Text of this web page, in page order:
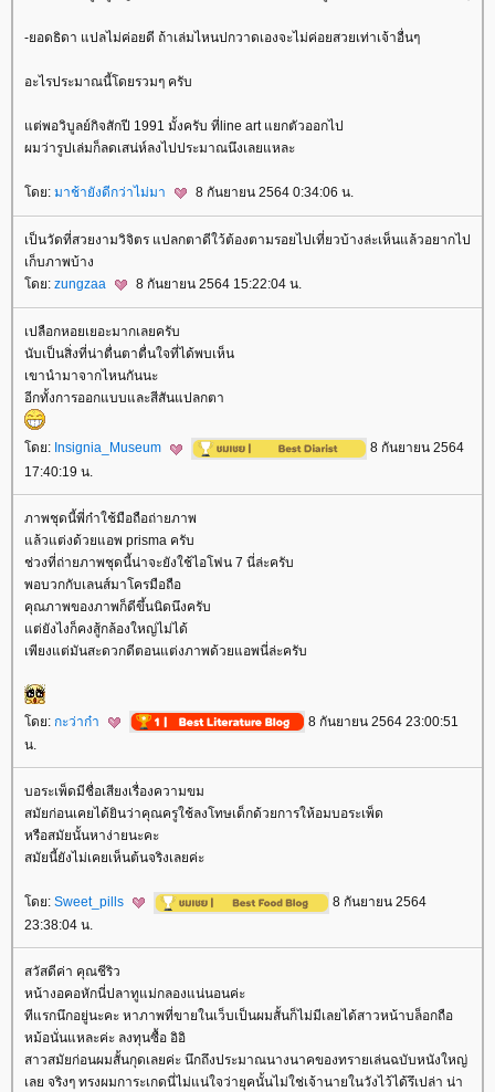
-ยอดธิดา แปลไม่ค่อยดี ถ้าเล่มไหนปกวาดเองจะไม่ค่อยสวยเท่าเจ้าอื่นๆ
อะไรประมาณนี้โดยรวมๆ ครับ
ต่พอวิบูลย์กิจสักปี 1991 มั้งครับ ที่line art แยกตัวออกไป
ผมว่ารูปเล่มก็ลดเสน่ห์ลงไปประมาณนึงเลยแหละ
ดย: มาช้ายังดีกว่าไม่มา 8 กันยายน 2564 0:34:06 น.
เป็นวัดที่สวยงามวิจิตร แปลกตาดีใว้ต้องตามรอยไปเที่ยวบ้างล่ะเห็นแล้วอยากไป
เก็บภาพบ้าง
ดย: zungzaa 8 กันยายน 2564 15:22:04 น.
เปลือกหอยเยอะมากเลยครับ
นับเป็นสิ่งที่น่าตื่นตาตื่นใจที่ได้พบเห็น
เขานำมาจากไหนกันนะ
อีกทั้งการออกแบบและสีสันแปลกตา
ดย: Insignia_Museum
8 กันยายน 2564
17:40:19 น.
ภาพชุดนี้พี่ก๋าใช้มือถือถ่ายภาพ
ล้วแต่งด้วยแอพ prisma ครับ
ช่วงที่ถ่ายภาพชุดนี้น่าจะยังใช้ไอโฟน 7 นี่ล่ะครับ
พอบวกกับเลนส์มาโครมือถือ
คุณภาพของภาพก็ดีขึ้นนิดนึงครับ
ต่ยังไงก็คงสู้กล้องใหญ่ไม่ได้
เพียงแต่มันสะดวกดีตอนแต่งภาพด้วยแอพนี่ล่ะครับ
ดย: กะว่าก๋า
8 กันยายน 2564 23:00:51
น.
บอระเพ็ดมีชื่อเสียงเรื่องความขม
สมัยก่อนเคยได้ยินว่าคุณครูใช้ลงโทษเด็กด้วยการให้อมบอระเพ็ด
หรือสมัยนั้นหาง่ายนะคะ
สมัยนี้ยังไม่เคยเห็นต้นจริงเลยค่ะ
ดย: Sweet_pills
8 กันยายน 2564
23:38:04 น.
สวัสดีค่า คุณชีริว
หน้างอคอหักนี่ปลาทูแม่กลองแน่นอนค่ะ
ทีแรกนึกอยู่นะคะ หาภาพที่ขายในเว็บเป็นผมสั้นก็ไม่มีเลยได้สาวหน้าบล็อกถือ
หม้อนั่นแหละค่ะ ลงทุนซื้อ อิอิ
สาวสมัยก่อนผมสั้นกุดเลยค่ะ นึกถึงประมาณนางนาคของทรายเล่นฉบับหนังใหญ่
เลย จริงๆ ทรงผมการะเกดนี่ไม่แน่ใจว่ายุคนั้นไม่ใช่เจ้านายในวังไว้ได้รึเปล่า น่า